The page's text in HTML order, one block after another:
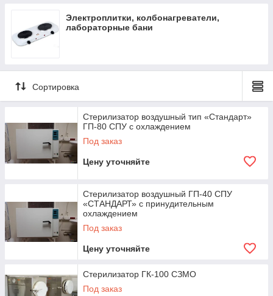
Шкаф сушильный «СНОЛ» 60/300
Универсальное оборудование для лабораторий
нержавеющей стали идеально подходит для
термотестов, старения, низкотемпературного отпуска,
Электроплитки, колбонагреватели,
лабораторные бани
Сортировка
Стерилизатор воздушный тип «Стандарт»
ГП-80 СПУ с охлаждением
Под заказ
Цену уточняйте
Стерилизатор воздушный ГП-40 СПУ
«СТАНДАРТ» с принудительным
охлаждением
Под заказ
Цену уточняйте
Стерилизатор ГК-100 СЗМО
Под заказ